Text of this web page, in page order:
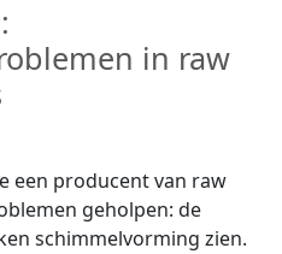
in raw
een producent van raw
geholpen: de
schimmelvorming zien.